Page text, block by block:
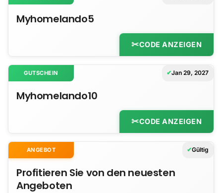
Myhomelando5
CODE ANZEIGEN
GUTSCHEIN Jan 29, 2027
Myhomelando10
CODE ANZEIGEN
ANGEBOT Gültig
Profitieren Sie von den neuesten
Angeboten